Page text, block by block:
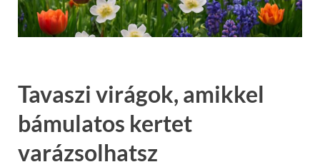
Tavaszi virágok, amikkel
bámulatos kertet
varázsolhatsz